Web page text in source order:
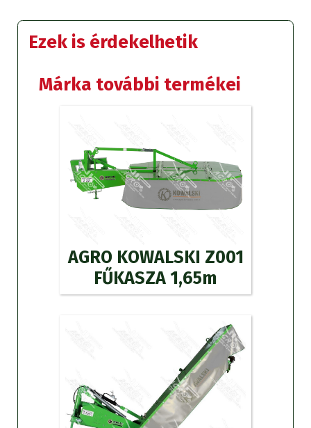
Ezek is érdekelhetik
Márka további termékei
AGRO KOWALSKI Z001
FŰKASZA 1,65m